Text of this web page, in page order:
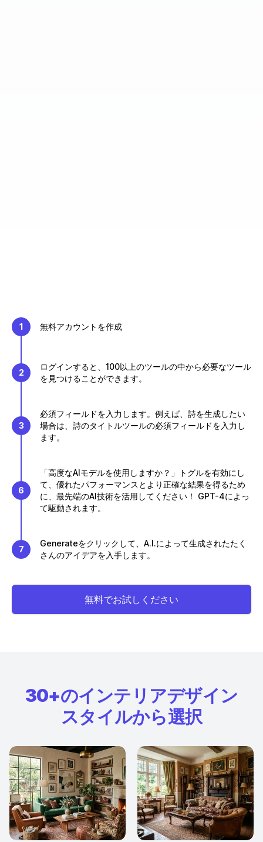
1 無料アカウントを作成
2
ログインすると、100以上のツールの中から必要なツール
を見つけることができます。
3
必須フィールドを入力します。例えば、詩を生成したい
場合は、詩のタイトルツールの必須フィールドを入力し
ます。
6
「高度なAIモデルを使用しますか？」トグルを有効にし
て、優れたパフォーマンスとより正確な結果を得るため
に、最先端のAI技術を活用してください！ GPT-4によっ
て駆動されます。
7
Generateをクリックして、A.I.によって生成されたたく
さんのアイデアを入手します。
無料でお試しください
30+のインテリアデザイン
スタイルから選択